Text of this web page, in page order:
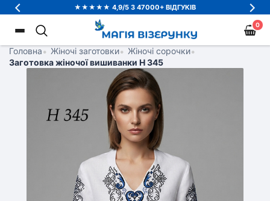
★★★★★ 4,9/5 З 47000+ ВІДГУКІВ
0
Головна• Жіночі заготовки• Жіночі сорочки•
Заготовка жіночої вишиванки Н 345